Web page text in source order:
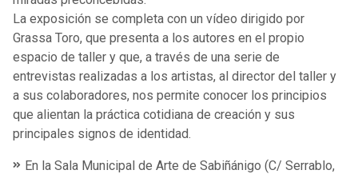
La exposición se completa con un vídeo dirigido por
Grassa Toro, que presenta a los autores en el propio
espacio de taller y que, a través de una serie de
entrevistas realizadas a los artistas, al director del taller y
a sus colaboradores, nos permite conocer los principios
que alientan la práctica cotidiana de creación y sus
principales signos de identidad.
En la Sala Municipal de Arte de Sabiñánigo (C/ Serrablo,